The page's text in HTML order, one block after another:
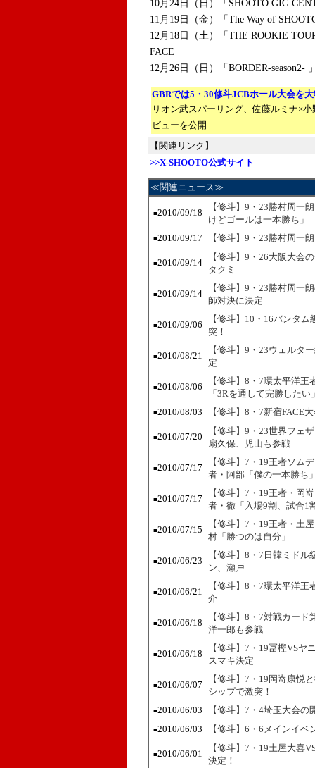
10月24日（日）「SHOOTO GIG
11月19日（金）「The Way of
12月18日（土）「THE ROOKIE
FACE
12月26日（日）「BORDER-season2-
GBRでは5・30修斗JCBホール大会を
リオン武スパーリング、佐藤ルミナ×
ビューを公開
【関連リンク】
>>X-SHOOTO公式サイト
≪関連ニュース≫
■2010/09/18
【修斗】9・23勝村周一
けどゴールは一本勝ち」
■2010/09/17 【修斗】9・23勝村周一
■2010/09/14
【修斗】9・26大阪大会
タクミ
■2010/09/14
【修斗】9・23勝村周一
師対決に決定
■2010/09/06
【修斗】10・16バンタ
突！
■2010/08/21
【修斗】9・23ウェルタ
定
■2010/08/06
【修斗】8・7環太平洋
「3Rを通して完勝したい
■2010/08/03 【修斗】8・7新宿FACE
■2010/07/20
【修斗】9・23世界フェ
扇久保、児山も参戦
■2010/07/17
【修斗】7・19王者ソム
者・阿部「僕の一本勝ち
■2010/07/17
【修斗】7・19王者・岡
者・徹「入場9割、試合1
■2010/07/15
【修斗】7・19王者・土
村「勝つのは自分」
■2010/06/23
【修斗】8・7日韓ミド
ン、瀬戸
■2010/06/21
【修斗】8・7環太平洋
介
■2010/06/18
【修斗】8・7対戦カー
洋一郎も参戦
■2010/06/18
【修斗】7・19冨樫VS
スマキ決定
■2010/06/07
【修斗】7・19岡嵜康悦
シップで激突！
■2010/06/03 【修斗】7・4埼玉大会
■2010/06/03 【修斗】6・6メインイ
■2010/06/01
【修斗】7・19土屋大喜
決定！